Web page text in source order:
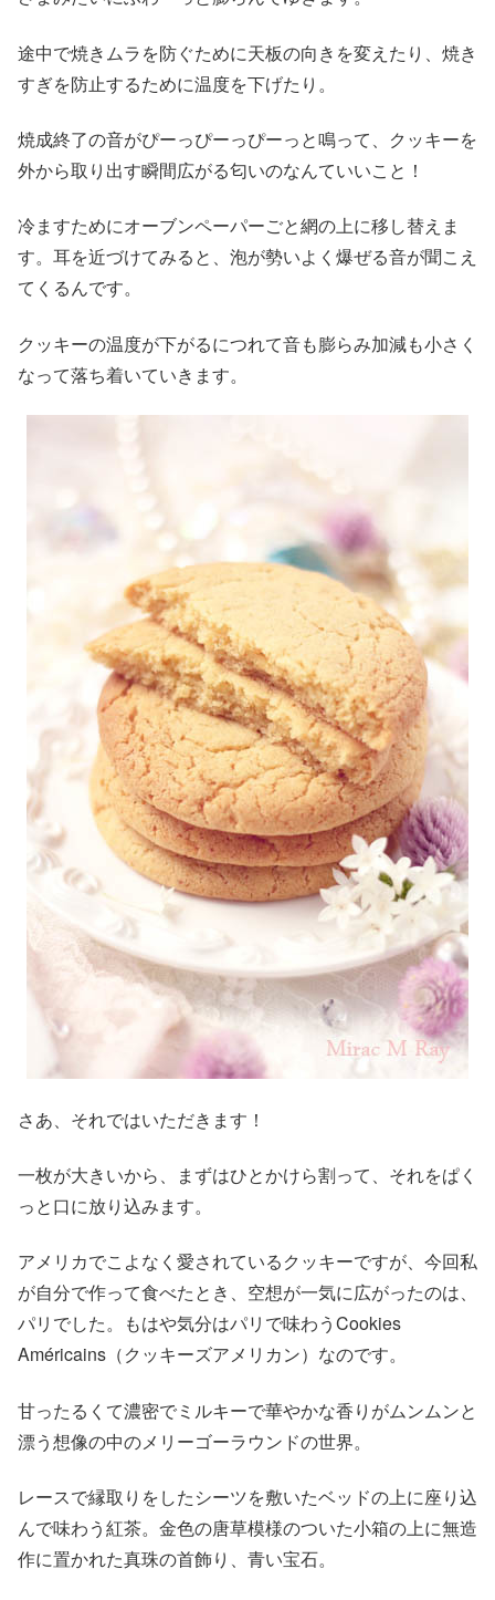
途中で焼きムラを防ぐために天板の向きを変えたり、焼き
すぎを防止するために温度を下げたり。
焼成終了の音がぴーっぴーっぴーっと鳴って、クッキーを
外から取り出す瞬間広がる匂いのなんていいこと！
冷ますためにオーブンペーパーごと網の上に移し替えま
す。耳を近づけてみると、泡が勢いよく爆ぜる音が聞こえ
てくるんです。
クッキーの温度が下がるにつれて音も膨らみ加減も小さく
なって落ち着いていきます。
さあ、それではいただきます！
一枚が大きいから、まずはひとかけら割って、それをぱく
っと口に放り込みます。
アメリカでこよなく愛されているクッキーですが、今回私
が自分で作って食べたとき、空想が一気に広がったのは、
パリでした。もはや気分はパリで味わうCookies
Américains（クッキーズアメリカン）なのです。
甘ったるくて濃密でミルキーで華やかな香りがムンムンと
漂う想像の中のメリーゴーラウンドの世界。
レースで縁取りをしたシーツを敷いたベッドの上に座り込
んで味わう紅茶。金色の唐草模様のついた小箱の上に無造
作に置かれた真珠の首飾り、青い宝石。